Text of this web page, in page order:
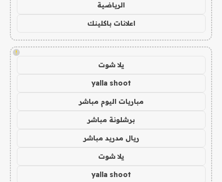
الرياضية
اعلانات باكلينك
!
يلا شوت
yalla shoot
مباريات اليوم مباشر
برشلونة مباشر
ريال مدريد مباشر
يلا شوت
yalla shoot